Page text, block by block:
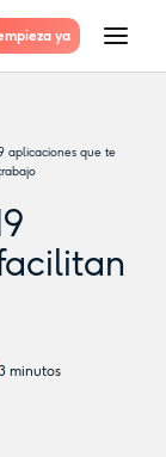
ya
aplicaciones que te
minutos